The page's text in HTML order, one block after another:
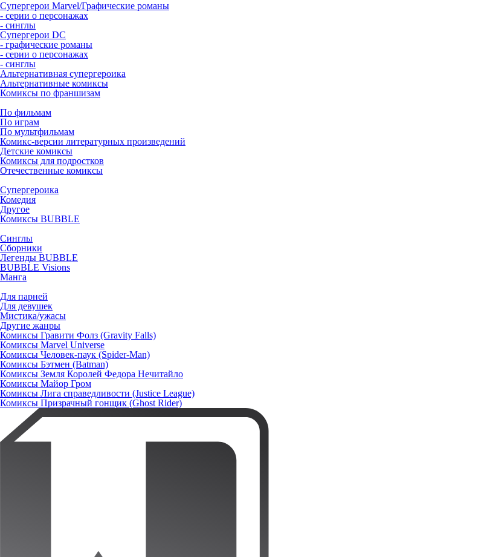
Супергерои Marvel/Графические романы
- серии о персонажах
- синглы
Супергерои DC
- графические романы
- серии о персонажах
- синглы
Альтернативная супергероика
Альтернативные комиксы
Комиксы по франшизам
По фильмам
По играм
По мультфильмам
Комикс-версии литературных произведений
Детские комиксы
Комиксы для подростков
Отечественные комиксы
Супергероика
Комедия
Другое
Комиксы BUBBLE
Синглы
Сборники
Легенды BUBBLE
BUBBLE Visions
Манга
Для парней
Для девушек
Мистика/ужасы
Другие жанры
Комиксы Гравити Фолз (Gravity Falls)
Комиксы Marvel Universe
Комиксы Человек-паук (Spider-Man)
Комиксы Бэтмен (Batman)
Комиксы Земля Королей Федора Нечитайло
Комиксы Майор Гром
Комиксы Лига справедливости (Justice League)
Комиксы Призрачный гонщик (Ghost Rider)